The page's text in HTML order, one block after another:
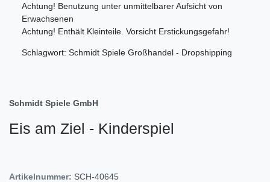
Achtung! Benutzung unter unmittelbarer Aufsicht von
Erwachsenen
Achtung! Enthält Kleinteile. Vorsicht Erstickungsgefahr!
Schlagwort: Schmidt Spiele Großhandel - Dropshipping
Schmidt Spiele GmbH
Eis am Ziel - Kinderspiel
Artikelnummer: SCH-40645